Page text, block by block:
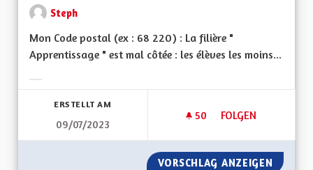
Steph
Mon Code postal (ex : 68 220) : La filière "
Apprentissage " est mal côtée : les élèves les moins...
ERSTELLT AM
09/07/2023
50 50 FOLLOWER
FOLGEN
AUGMENTER LE
VORSCHLAG ANZEIGEN